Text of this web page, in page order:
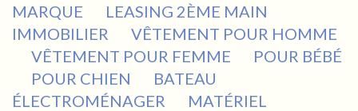
MARQUE
LEASING 2ÈME MAIN
IMMOBILIER
VÊTEMENT POUR HOMME
VÊTEMENT POUR FEMME
POUR BÉBÉ
POUR CHIEN
BATEAU
ÉLECTROMÉNAGER
MATÉRIEL